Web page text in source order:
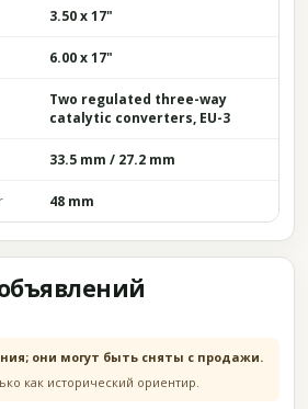
3.50 x 17"
6.00 x 17"
Two regulated three-way
catalytic converters, EU-3
33.5 mm / 27.2 mm
48 mm
они могут быть сняты с продажи.
как исторический ориентир.